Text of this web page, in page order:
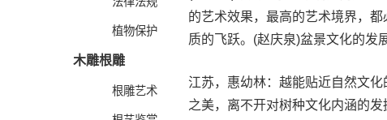
植物保护
木雕根雕
根雕艺术
的艺术效果，最高的艺术境界，
质的飞跃。(赵庆泉)盆景文化的发
江苏，惠幼林：越能贴近自然文
之美，离不开对树种文化内涵的